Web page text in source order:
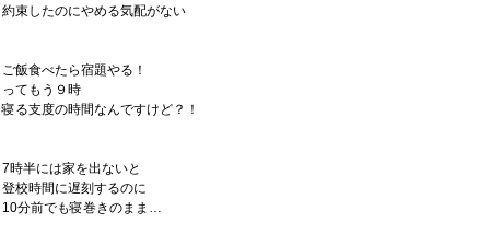
約束したのにやめる気配がない
ご飯食べたら宿題やる！
ってもう９時
寝る支度の時間なんですけど？！
7時半には家を出ないと
登校時間に遅刻するのに
10分前でも寝巻きのまま…